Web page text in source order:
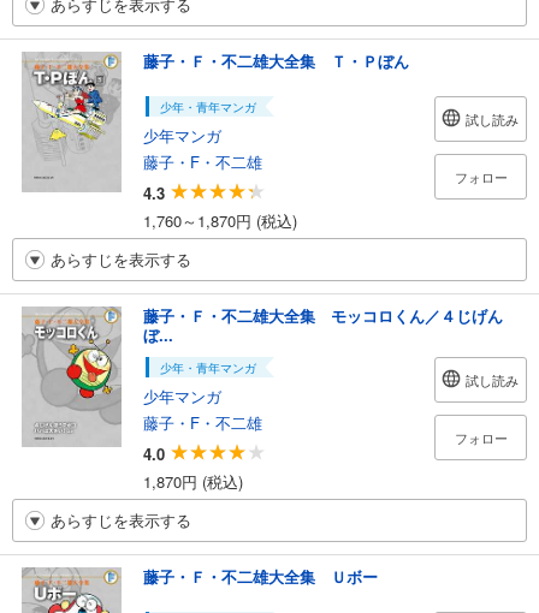
藤子・Ｆ・不二雄大全集 Ｔ・Ｐぼん
少年・青年マンガ
少年マンガ
藤子・F・不二雄
4.3
1,760～1,870円 (税込)
試し読み
フォロー
あらすじを表示する
藤子・Ｆ・不二雄大全集 モッコロくん／４じげん
ぼ...
少年・青年マンガ
少年マンガ
藤子・F・不二雄
4.0
1,870円 (税込)
試し読み
フォロー
あらすじを表示する
藤子・Ｆ・不二雄大全集 Ｕボー